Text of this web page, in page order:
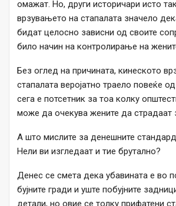
омажат. Но, други историчари исто
врзувањето на стапалата значело
бидат целосно зависни од своите
било начин на контролирање на
Без оглед на причината, кинеското
стапалата веројатно траело повеќе
сега е потсетник за тоа колку
може да очекува жените да страдаат
А што мислите за денешните
Нели ви изгледаат и тие брутално?
Денес се смета дека убавината е во
бујните гради и уште побујните
детали, но овие се толку прифатени